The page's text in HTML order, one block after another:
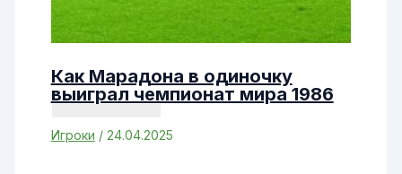
Как Марадона в одиночку
выиграл чемпионат мира 1986
Игроки / 24.04.2025